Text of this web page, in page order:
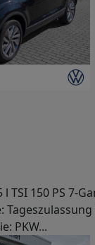
l TSI 150 PS 7-
PKW...